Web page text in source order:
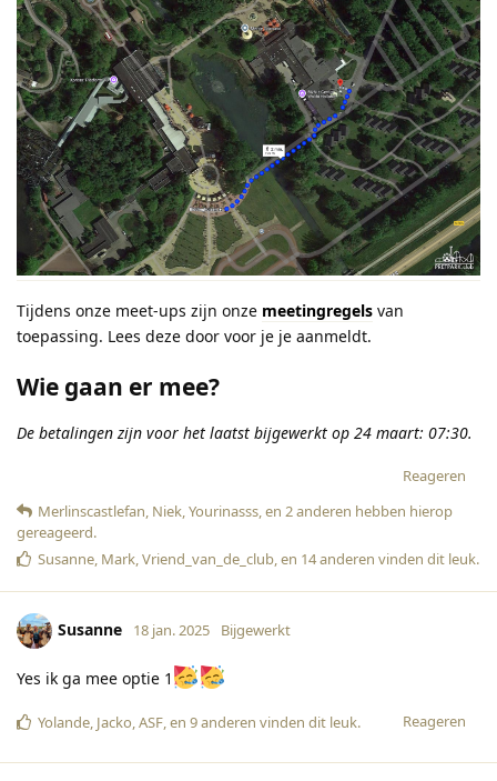
Tijdens onze meet-ups zijn onze meetingregels van
toepassing. Lees deze door voor je je aanmeldt.
Wie gaan er mee?
De betalingen zijn voor het laatst bijgewerkt op 24 maart: 07:30.
Reageren
Merlinscastlefan, Niek,Yourinasss, en 2anderen hebben hierop
gereageerd.
Susanne, Mark,Vriend_van_de_club, en 14anderen vinden dit leuk.
Susanne 18 jan. 2025 Bijgewerkt
Yes ik ga mee optie 1
Reageren
Yolande, Jacko,ASF, en 9anderen vinden dit leuk.